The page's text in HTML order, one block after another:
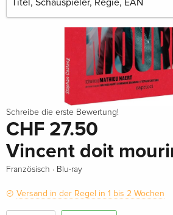
Schreibe die erste Bewertung!
CHF 27.50
Vincent doit
Französisch · Blu-ray
Versand in der Regel in 1 bis 2 Wochen